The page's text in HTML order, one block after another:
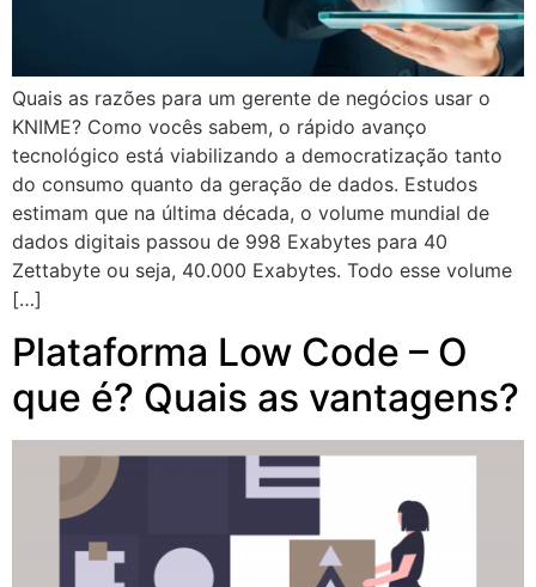
Quais as razões para um gerente de negócios usar o
KNIME? Como vocês sabem, o rápido avanço
tecnológico está viabilizando a democratização tanto
do consumo quanto da geração de dados. Estudos
estimam que na última década, o volume mundial de
dados digitais passou de 998 Exabytes para 40
Zettabyte ou seja, 40.000 Exabytes. Todo esse volume
[…]
Plataforma Low Code – O
que é? Quais as vantagens?